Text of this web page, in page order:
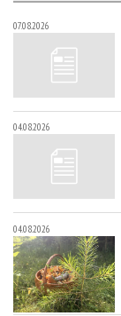
07.08.2026
04.08.2026
04.08.2026